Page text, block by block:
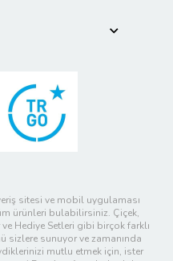
sitesi ve mobil uygulaması
ürünleri bulabilirsiniz. Çiçek,
Hediye Setleri gibi birçok farklı
sizlere sunuyor ve zamanında
mutlu etmek için, ister